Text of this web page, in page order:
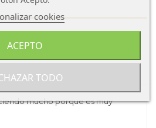
mucho porque es muy
cookies
TODO
ACEPTO